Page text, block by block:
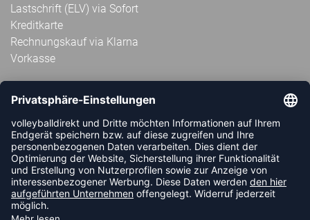
Lastschrift (ELV) via Sofort
Kreditkarte
Rechnungskauf via Klarna
Vorkasse
ABONNIERE JETZT DEN KOSTENLOSEN
VOLLEYBALLDIREKT-NEWSLETTER UND VERPASSE KEINE
NEUIGKEIT ODER AKTION MEHR.
JETZT ANMELDEN